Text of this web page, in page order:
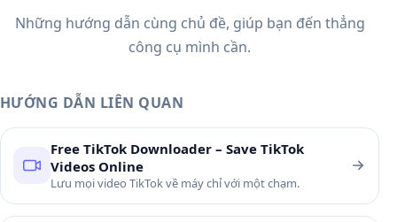
Những hướng dẫn cùng chủ đề, giúp bạn đến thẳng
công cụ mình cần.
HƯỚNG DẪN LIÊN QUAN
Free TikTok Downloader – Save TikTok
Videos Online
Lưu mọi video TikTok về máy chỉ với một chạm.